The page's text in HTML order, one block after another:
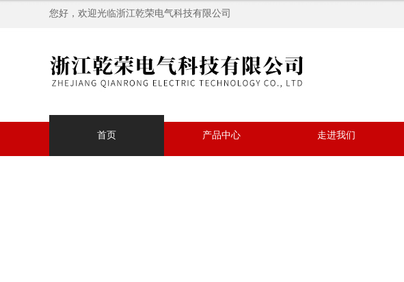
您好，欢迎光临浙江乾荣电气科技有限公司
首页 产品中心 走进我们